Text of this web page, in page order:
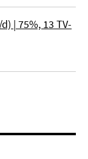
| 75%, 13 TV-